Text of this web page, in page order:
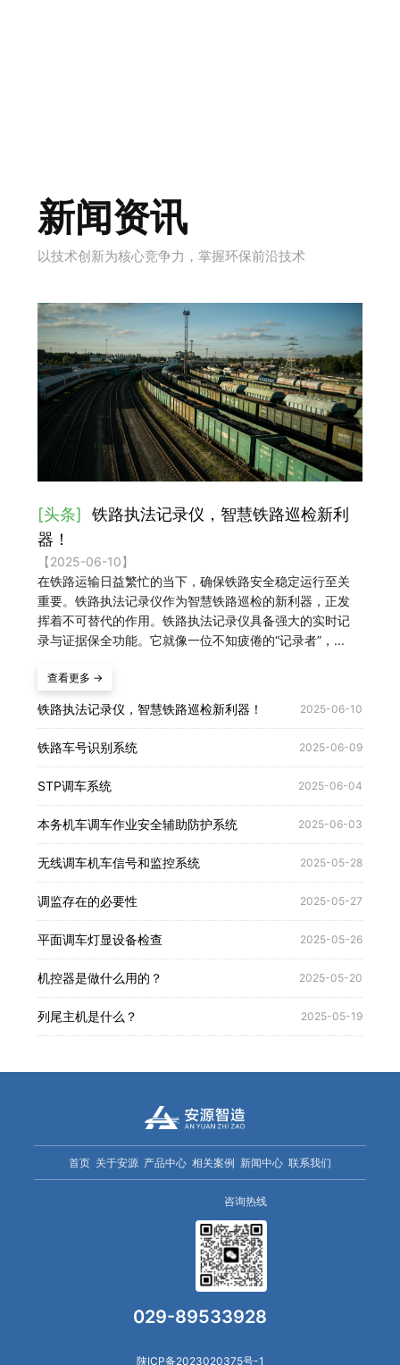
新闻资讯
以技术创新为核心竞争力，掌握环保前沿技术
[头条]
铁路执法记录仪，智慧铁路巡检新利
器！
【2025-06-10】
在铁路运输日益繁忙的当下，确保铁路安全稳定运行至关
重要。铁路执法记录仪作为智慧铁路巡检的新利器，正发
挥着不可替代的作用。铁路执法记录仪具备强大的实时记
录与证据保全功能。它就像一位不知疲倦的“记录者”，...
查看更多 →
铁路执法记录仪，智慧铁路巡检新利器！ 2025-06-10
铁路车号识别系统 2025-06-09
STP调车系统 2025-06-04
本务机车调车作业安全辅助防护系统 2025-06-03
无线调车机车信号和监控系统 2025-05-28
调监存在的必要性 2025-05-27
平面调车灯显设备检查 2025-05-26
机控器是做什么用的？ 2025-05-20
列尾主机是什么？ 2025-05-19
首页 关于安源 产品中心 相关案例 新闻中心 联系我们
咨询热线
029-89533928
陕ICP备2023020375号-1